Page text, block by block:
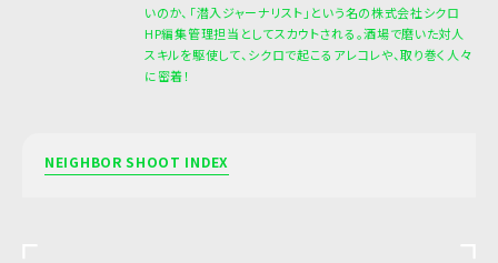
いのか、「潜入ジャーナリスト」という名の株式会社シクロ
HP編集管理担当としてスカウトされる。酒場で磨いた対人
スキルを駆使して、シクロで起こるアレコレや、取り巻く人々
に密着！
NEIGHBOR SHOOT INDEX